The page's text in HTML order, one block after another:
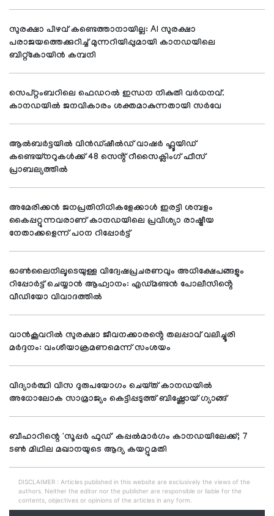
സുരക്ഷാ പിഴവ് കണ്ടെത്താനായില്ല: AI സുരക്ഷാ
പരാജയത്തെക്കുറിച്ച് മുന്നറിയിപ്പുമായി കാനഡയിലെ
ബിറ്റ്‌കോയിൻ കമ്പനി
സെപ്റ്റംബറിലെ ഫെഡറൽ ഇന്ധന നികുതി വർധനവ്.
കാനഡയിൽ ജനവികാരം ശക്തമാകുന്നതായി സർവേ
ആൽബർട്ടയിൽ വിൻഡ്‌ഷീൽഡ് വാഷർ ഫ്ലൂയിഡ്
കണ്ടെയ്നറുകൾക്ക് 48 സെൻ്റ് റീസൈക്ലിംഗ് ഫീസ്
പ്രാബല്യത്തിൽ
അമേരിക്കൻ ജനപ്രതിനിധികളേക്കാൾ ഇരട്ടി ശമ്പളം
കൈപ്പറ്റുന്നവരാണ് കാനഡയിലെ പ്രവിശ്യാ രാഷ്ട്രീയ
നേതാക്കളെന്ന് പഠന റിപ്പോർട്ട്
ഓൺലൈനിലൂടെയുള്ള വിദ്വേഷപ്രചരണവും അധിക്ഷേപങ്ങളും
റിപ്പോർട്ട് ചെയ്യാൻ ആഹ്വാനം: എഡ്മണ്ടൻ പോലീസിൻ്റെ
വീഡിയോ വിവാദത്തിൽ
വാൻകൂവറിൽ സുരക്ഷാ ജീവനക്കാരൻ്റെ തലപ്പാവ് വലിച്ചൂരി
മർദ്ദനം: വംശീയാക്രമണമെന്ന് സംശയം
വിദ്യാർത്ഥി വിസ ദുരുപയോഗം ചെയ്ത് കാനഡയിൽ
അധോലോക സാമ്രാജ്യം കെട്ടിപ്പടുത്ത് ബിഷ്ണോയ് ഗ്യാങ്ങ്
ബീഹാറിന്റെ 'സൂപ്പര്‍ ഫുഡ്' കപ്പല്‍മാര്‍ഗം കാനഡയിലേക്ക്; 7
ടണ്‍ മിഥില മഖാനയുടെ ആദ്യ കയറ്റുമതി
DISCLAIMER : Articles published in this website are exclusively the views of the
authors. Neither the editor nor the publisher are responsible or liable for the
contents, objectives or opinions of the articles in any form.